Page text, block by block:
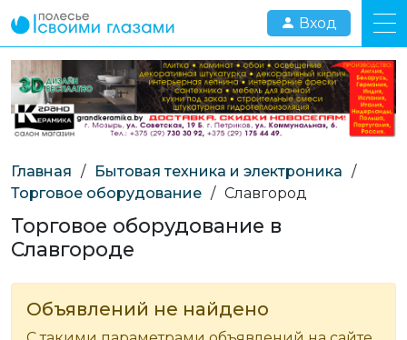
Вход
Главная / Бытовая техника и электроника /
Торговое оборудование / Славгород
Торговое оборудование в
Славгороде
Объявлений не найдено